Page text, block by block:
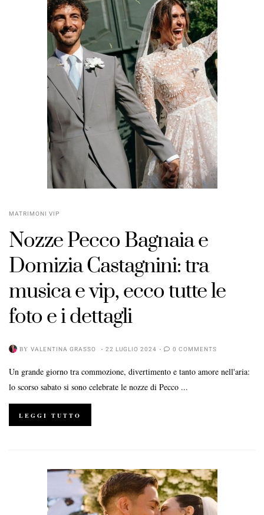
MATRIMONI VIP
Nozze Pecco Bagnaia e
Domizia Castagnini: tra
musica e vip, ecco tutte le
foto e i dettagli
BY VALENTINA GRASSO 22 LUGLIO 2024 0 COMMENTS
Un grande giorno tra commozione, divertimento e tanto amore nell'aria:
lo scorso sabato si sono celebrate le nozze di Pecco ...
LEGGI TUTTO